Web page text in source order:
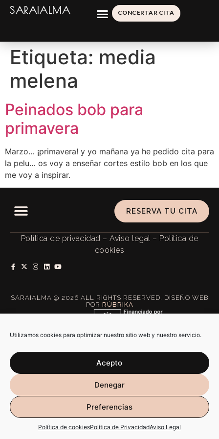
Utilizamos cookies para optimizar nuestro sitio web y nuestro servicio.
Acepto
Denegar
Preferencias
Política de cookiesPolítica de PrivacidadAviso Legal
SARAIALMA CONCERTAR CITA
Etiqueta: media
melena
Peinados bob para
primavera
Marzo… ¡primavera! y yo mañana ya he pedido cita para
la pelu… os voy a enseñar cortes estilo bob en los que
me voy a inspirar.
RESERVA TU CITA
Política de privacidad – Aviso legal – Política de
cookies
SARAIALMA @ 2026 ALL RIGHTS RESERVED. DISEÑO WEB
POR RÚBRIKA